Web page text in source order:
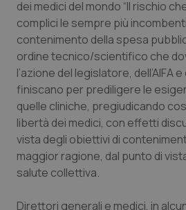
dei medici del mondo “Il rischio
complici le sempre più
contenimento della spesa
ordine tecnico/scientifico che
l’azione del legislatore, dell’AIFA
finiscano per prediligere le
quelle cliniche, pregiudicando
libertà dei medici, con effetti
vista degli obiettivi di
maggior ragione, dal punto di
salute collettiva.
Direttori generali e medici, in